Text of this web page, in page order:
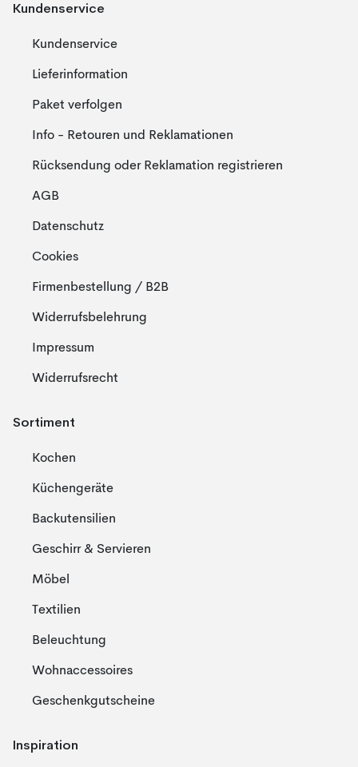
Kundenservice
Kundenservice
Lieferinformation
Paket verfolgen
Info - Retouren und Reklamationen
Rücksendung oder Reklamation registrieren
AGB
Datenschutz
Cookies
Firmenbestellung / B2B
Widerrufsbelehrung
Impressum
Widerrufsrecht
Sortiment
Kochen
Küchengeräte
Backutensilien
Geschirr & Servieren
Möbel
Textilien
Beleuchtung
Wohnaccessoires
Geschenkgutscheine
Inspiration